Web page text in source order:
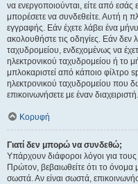
να ενεργοποιούνται, είτε από εσάς
μπορέσετε να συνδεθείτε. Αυτή η
εγγραφής. Εάν έχετε λάβει ένα
ακολουθήστε τις οδηγίες. Εάν δεν
ταχυδρομείου, ενδεχομένως να
ηλεκτρονικού ταχυδρομείου ή το
μπλοκαριστεί από κάποιο φίλτρο
ηλεκτρονικού ταχυδρομείου που
επικοινωνήσετε με έναν διαχειριστή.
Κορυφή
Γιατί δεν μπορώ να συνδεθώ;
Υπάρχουν διάφοροι λόγοι για
Πρώτον, βεβαιωθείτε ότι το
σωστά. Αν είναι σωστά,